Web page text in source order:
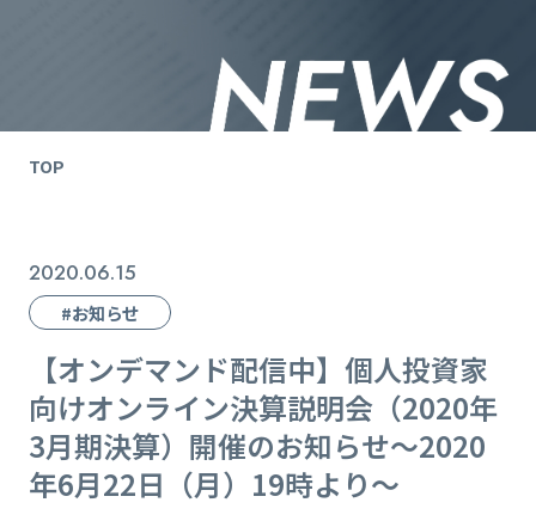
TOP
2020.06.15
#お知らせ
【オンデマンド配信中】個人投資家
向けオンライン決算説明会（2020年
3月期決算）開催のお知らせ～2020
年6月22日（月）19時より～